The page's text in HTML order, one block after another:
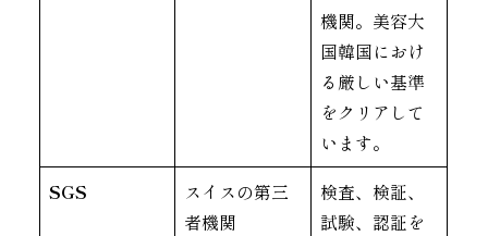
機関。美容大
国韓国におけ
る厳しい基準
をクリアして
います。
SGS
スイスの第三
者機関
検査、検証、
試験、認証を